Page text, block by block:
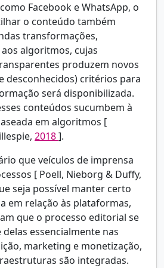
Facebook e WhatsApp, o
o conteúdo também
transformações,
algoritmos, cujas
produzem novos
desconhecidos) critérios para
será disponibilizada.
conteúdos sucumbem à
em algoritmos [
2018].
que veículos de imprensa
[ Poell, Nieborg & Duffy,
seja possível manter certo
em relação às plataformas,
que o processo editorial se
essencialmente nas
marketing e monetização,
são integradas.